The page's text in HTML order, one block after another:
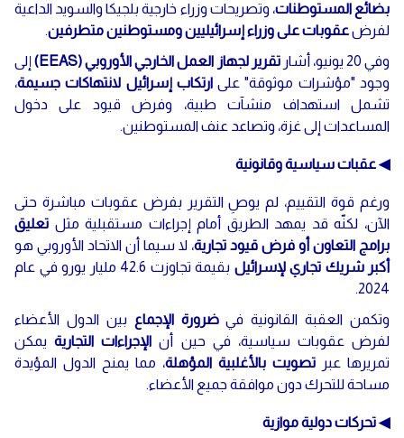
بضائع المستوطنات، وتصريحات وزراء خارجية بلجيكا والسويد الداعية
لفرضعقوبات على وزراء إسرائيليين ومستوطنين متطرفين.
وفي 20 يونيو، أشار
تقرير لجهاز العمل الخارجي الأوروبي (EEAS)
إلى
وجود "مؤشرات موثوقة" علىارتكاب إسرائيل لانتهاكات جسيمة،
تشمل استهداف منشآت طبية، وفرض قيود على دخول
المساعدات إلى غزة، وتصاعد عنف المستوطنين.
◀ عقبات سياسية وقانونية
ورغم قوة التقييم، لم يوصِ التقرير بفرض عقوبات مباشرة حتى
الآن، لكنّه قد يمهد الطريق أمام إجراءات مستقبلية مثل تعليق
برامج التعاون أو فرض قيود تجارية، لا سيما أن الاتحاد الأوروبي هو
أكبر شريك تجاري لإسرائيل
بقيمة تجاوزت 42.6 مليار يورو في عام
2024.
وتكمن العقبة القانونية فيضرورة الإجماع بين الدول الأعضاء
لفرض عقوبات سياسية، في حين أن الإجراءات التجاريةيمكن
تمريرها عبر تصويت بالأغلبية المؤهلة، مما يمنح الدول المؤيدة
مساحة للتحرك دون موافقة جميع الأعضاء.
◀ تحركات دولية موازية